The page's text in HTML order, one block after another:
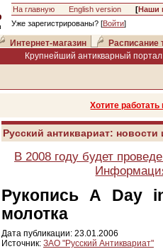
На главную English version [Наши
Уже зарегистрированы? [Войти]
Интернет-магазин
Расписание
Крупнейший антикварный
Хотите
Русский антиквариат:
В 2008 году будет
Рукопись A Day
молотка
Дата публикации: 23.01.2006
Источник: ЗАО "Русский Антиквариат"